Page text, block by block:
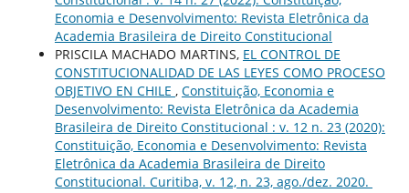
Economia e Desenvolvimento: Revista Eletrônica da
Academia Brasileira de Direito Constitucional
PRISCILA MACHADO MARTINS, EL CONTROL DE
CONSTITUCIONALIDAD DE LAS LEYES COMO PROCESO
OBJETIVO EN CHILE , Constituição, Economia e
Desenvolvimento: Revista Eletrônica da Academia
Brasileira de Direito Constitucional : v. 12 n. 23 (2020):
Constituição, Economia e Desenvolvimento: Revista
Eletrônica da Academia Brasileira de Direito
Constitucional. Curitiba, v. 12, n. 23, ago./dez. 2020.